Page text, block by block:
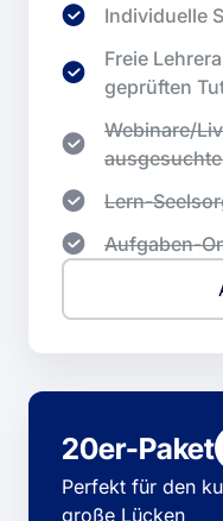
Individuelle
Freie
geprüften
Webinare/
Lern-
Aufgaben-
20er-Paket
Perfekt für den
große Lücken